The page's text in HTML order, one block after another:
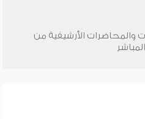
والمحاضرات الأرشيفية من